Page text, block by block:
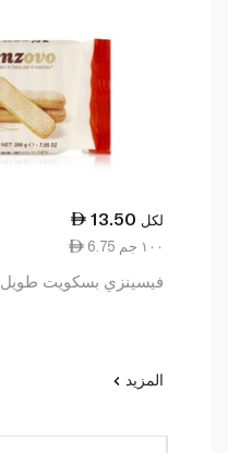
13.50 لكل
6.75 ١٠٠ جم
فيسينزي بسكويت طويل 200 غرام
المزيد